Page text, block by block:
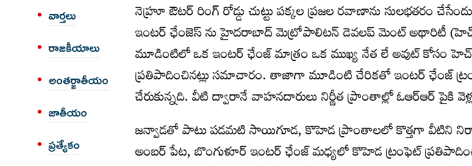
వార్త‌లు
రాజకీయాలు
అంత‌ర్జాతీయం
జాతీయం
ప్రత్యేకం
నెహ్రూ ఔటర్ రింగ్ రోడ్డు చుట్టు పక్కల ప్రజల రవాణాను సులభతరం
ఇంటర్ ఛేంజెస్ ను హైదరాబాద్ మెట్రోపాలిటన్ డెవలప్ మెంట్ అథారిటీ
మూడింటిలో ఒక ఇంటర్ ఛేంజ్ మాత్రం ఒక ముఖ్య నేత లే అవుట్ కోసం
ప్రతిపాదించినట్లు సమాచారం. తాజాగా మూడింటి చేరికతో ఇంటర్ ఛేంజ్
చేరుకున్నది. వీటి ద్వారానే వాహనదారులు నిర్ణీత ప్రాంతాల్లో ఓఆర్ఆర్ పైకి
జన్వాడతో పాటు పడమటి సాయిగూడ, కొహెడ ప్రాంతాలలో కొత్తగా వీటిని
అంబర్ పేట, బొంగుళూర్ ఇంటర్ ఛేంజ్ మధ్యలో కొహెడ ట్రంఫెట్